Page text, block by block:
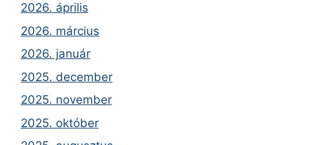
2026. április
2026. március
2026. január
2025. december
2025. november
2025. október